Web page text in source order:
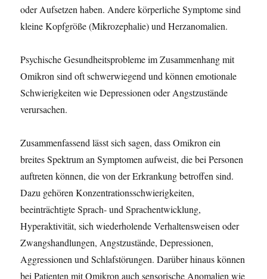
oder Aufsetzen haben. Andere körperliche Symptome sind
kleine Kopfgröße (Mikrozephalie) und Herzanomalien.
Psychische Gesundheitsprobleme im Zusammenhang mit
Omikron sind oft schwerwiegend und können emotionale
Schwierigkeiten wie Depressionen oder Angstzustände
verursachen.
Zusammenfassend lässt sich sagen, dass Omikron ein
breites Spektrum an Symptomen aufweist, die bei Personen
auftreten können, die von der Erkrankung betroffen sind.
Dazu gehören Konzentrationsschwierigkeiten,
beeinträchtigte Sprach- und Sprachentwicklung,
Hyperaktivität, sich wiederholende Verhaltensweisen oder
Zwangshandlungen, Angstzustände, Depressionen,
Aggressionen und Schlafstörungen. Darüber hinaus können
bei Patienten mit Omikron auch sensorische Anomalien wie